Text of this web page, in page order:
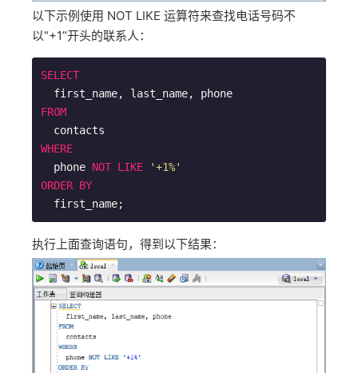
以下示例使用 NOT LIKE 运算符来查找电话号码不
以“+1”开头的联系人：
SELECT
FROM
WHERE
  phone
NOT LIKE
'+1%'
ORDER BY
  first_name;
执行上面查询语句，得到以下结果：